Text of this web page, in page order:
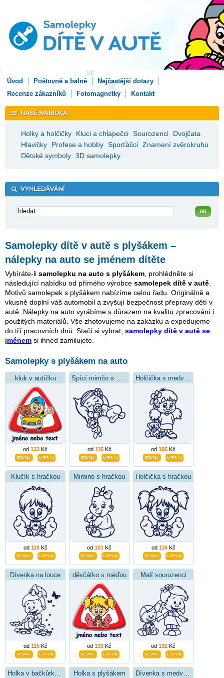
Úvod Poštovné a balné
Nejčastější dotazy
Recenze zákazníků
Fotomagnetky Kontakt
Holky a holčičky Kluci a chlapečci Sourozenci
Dvojčata
Hlavičky
Profese a hobby Sporťáčci Znamení zvěrokruhu
Dětské symboly 3D samolepky
Samolepky dítě v autě s plyšákem –
nálepky na auto se jménem dítěte
Vybíráte-li samolepku na auto s plyšákem , prohlédněte si
následující nabídku od přímého výrobce samolepek dítě v autě
Motivů samolepek s plyšákem nabízíme celou řadu. Originálně a
vkusně doplní váš automobil a zvyšují bezpečnost přepravy dětí v
autě. Nálepky na auto vyrábíme s důrazem na kvalitu zpracování i
použitých materiálů. Vše zhotovujeme na zakázku a expedujeme
do tří pracovních dnů. Stačí si vybrat, samolepky dítě v autě se
jménem si ihned zamilujete.
Samolepky s plyšákem na auto
kluk v autíčku
od 133 Kč
Spící mimčo s medvídkem
od 115Kč
Holčička s medvídkem
od 105 Kč
Klučík s hračkou
od 110Kč
Mimino s hračkou
od 101 Kč
Holčička s hračkou
od 116Kč
Dívenka na louce
od 115Kč
děvčátko s méďou
od 133 Kč
Malí sourozenci
od 132 Kč
Holka v bačkůrkách Holka s plyšákem Dívenka s medvídkem